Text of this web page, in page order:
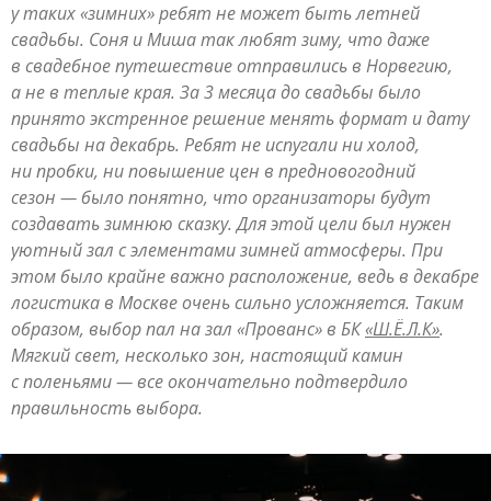
у таких «зимних» ребят не может быть летней
свадьбы. Соня и Миша так любят зиму, что даже
в свадебное путешествие отправились в Норвегию,
а не в теплые края. За 3 месяца до свадьбы было
принято экстренное решение менять формат и дату
свадьбы на декабрь. Ребят не испугали ни холод,
ни пробки, ни повышение цен в предновогодний
сезон — было понятно, что организаторы будут
создавать зимнюю сказку. Для этой цели был нужен
уютный зал с элементами зимней атмосферы. При
этом было крайне важно расположение, ведь в декабре
логистика в Москве очень сильно усложняется. Таким
образом, выбор пал на зал «Прованс» в БК«Ш.Ё.Л.К».
Мягкий свет, несколько зон, настоящий камин
с поленьями — все окончательно подтвердило
правильность выбора.